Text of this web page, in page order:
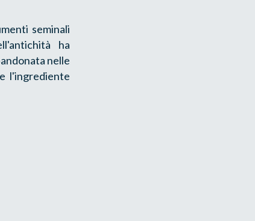
seminali
ha
nelle
l'ingrediente